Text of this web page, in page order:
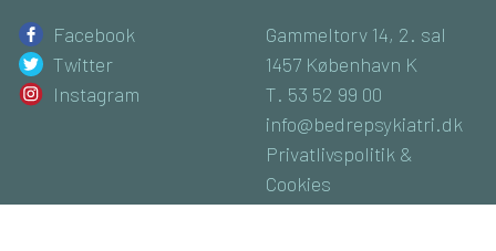
Facebook
Twitter
Instagram
Gammeltorv 14, 2. sal
1457 København K
T. 53 52 99 00
info@bedrepsykiatri.dk
Privatlivspolitik &
Cookies
CVR: 16800074